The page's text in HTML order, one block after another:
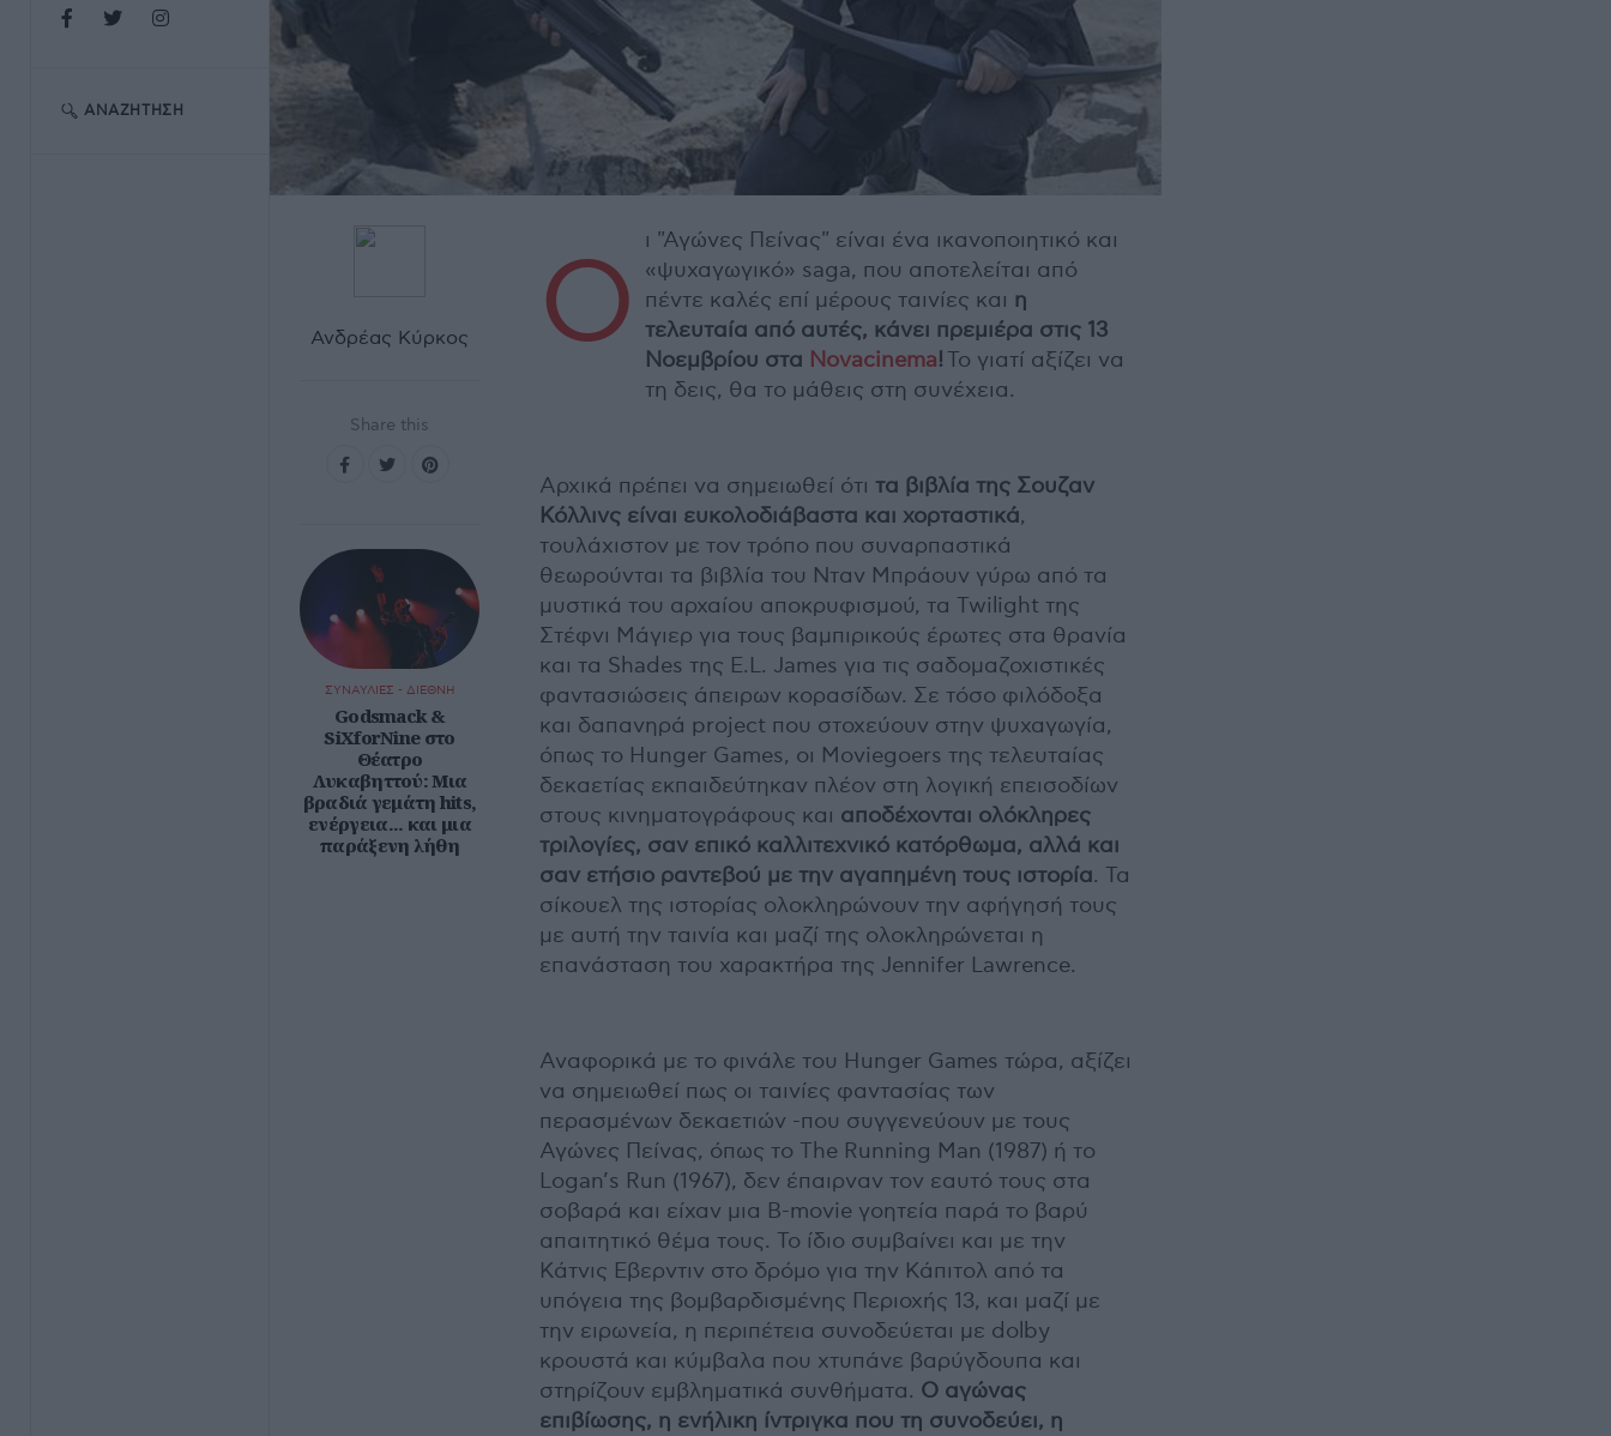
ΑΝΑΖΉΤΗΣΗ
Ανδρέας Κύρκος
Share this
ΣΥΝΑΥΛΙΕΣ - ΔΙΕΘΝΗ
Godsmack &
SiXforNine στο
Θέατρο
Λυκαβηττού: Μια
βραδιά γεμάτη hits,
ενέργεια... και μια
παράξενη λήθη
Ο
ι "Αγώνες Πείνας" είναι ένα ικανοποιητικό και
«ψυχαγωγικό» saga, που αποτελείται από
πέντε καλές επί μέρους ταινίες και η
τελευταία από αυτές, κάνει πρεμιέρα στις 13
Νοεμβρίου στα Novacinema! Το γιατί αξίζει να
τη δεις, θα το μάθεις στη συνέχεια.
Αρχικά πρέπει να σημειωθεί ότι τα βιβλία της Σουζαν
Κόλλινς είναι ευκολοδιάβαστα και χορταστικά,
τουλάχιστον με τον τρόπο που συναρπαστικά
θεωρούνται τα βιβλία του Νταν Μπράουν γύρω από τα
μυστικά του αρχαίου αποκρυφισμού, τα Twilight της
Στέφνι Μάγιερ για τους βαμπιρικούς έρωτες στα θρανία
και τα Shades της E.L. James για τις σαδομαζοχιστικές
φαντασιώσεις άπειρων κορασίδων. Σε τόσο φιλόδοξα
και δαπανηρά project που στοχεύουν στην ψυχαγωγία,
όπως το Hunger Games, οι Moviegoers της τελευταίας
δεκαετίας εκπαιδεύτηκαν πλέον στη λογική επεισοδίων
στους κινηματογράφους και αποδέχονται ολόκληρες
τριλογίες, σαν επικό καλλιτεχνικό κατόρθωμα, αλλά και
σαν ετήσιο ραντεβού με την αγαπημένη τους ιστορία. Τα
σίκουελ της ιστορίας ολοκληρώνουν την αφήγησή τους
με αυτή την ταινία και μαζί της ολοκληρώνεται η
επανάσταση του χαρακτήρα της Jennifer Lawrence.
Αναφορικά με το φινάλε του Hunger Games τώρα, αξίζει
να σημειωθεί πως οι ταινίες φαντασίας των
περασμένων δεκαετιών -που συγγενεύουν με τους
Αγώνες Πείνας, όπως το The Running Man (1987) ή το
Logan’s Run (1967), δεν έπαιρναν τον εαυτό τους στα
σοβαρά και είχαν μια B-movie γοητεία παρά το βαρύ
απαιτητικό θέμα τους. Το ίδιο συμβαίνει και με την
Κάτνις Εβερντιν στο δρόμο για την Κάπιτολ από τα
υπόγεια της βομβαρδισμένης Περιοχής 13, και μαζί με
την ειρωνεία, η περιπέτεια συνοδεύεται με dolby
κρουστά και κύμβαλα που χτυπάνε βαρύγδουπα και
στηρίζουν εμβληματικά συνθήματα. Ο αγώνας
επιβίωσης, η ενήλικη ίντριγκα που τη συνοδεύει, η